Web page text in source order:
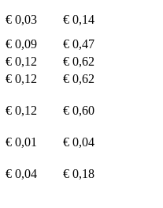
€ 0,03 € 0,14
€ 0,09 € 0,47
€ 0,12 € 0,62
€ 0,12 € 0,62
€ 0,12 € 0,60
€ 0,01 € 0,04
€ 0,04 € 0,18